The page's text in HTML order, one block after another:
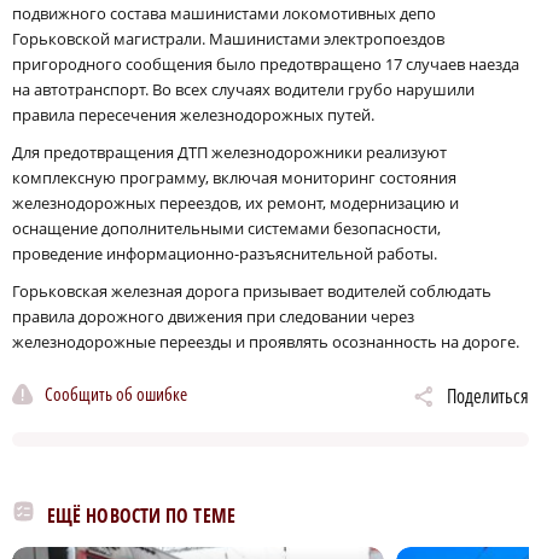
подвижного состава машинистами локомотивных депо
Горьковской магистрали. Машинистами электропоездов
пригородного сообщения было предотвращено 17 случаев наезда
на автотранспорт. Во всех случаях водители грубо нарушили
правила пересечения железнодорожных путей.
Для предотвращения ДТП железнодорожники реализуют
комплексную программу, включая мониторинг состояния
железнодорожных переездов, их ремонт, модернизацию и
оснащение дополнительными системами безопасности,
проведение информационно-разъяснительной работы.
Горьковская железная дорога призывает водителей соблюдать
правила дорожного движения при следовании через
железнодорожные переезды и проявлять осознанность на дороге.
Сообщить об ошибке Поделиться
ЕЩЁ НОВОСТИ ПО ТЕМЕ